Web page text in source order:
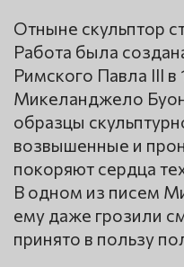
Отныне скульптор
Работа была
Римского Павла III в
Микеланджело
образцы
возвышенные и
покоряют сердца
В одном из писем
ему даже грозили
принято в пользу